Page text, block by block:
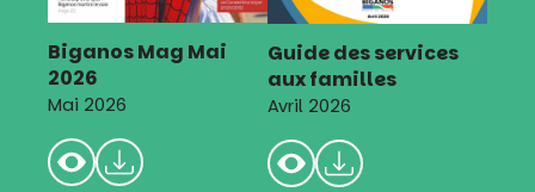
Biganos Mag Mai
2026
Mai 2026
Guide des services
aux familles
Avril 2026